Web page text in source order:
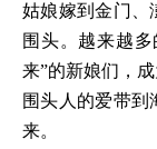
姑娘嫁到金门、
围头。越来越
来”的新娘们，
围头人的爱带到
来。